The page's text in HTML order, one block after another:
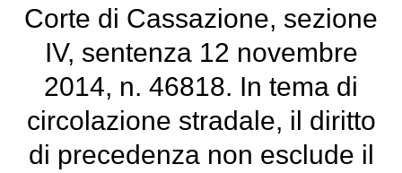
Corte di Cassazione, sezione
IV, sentenza 12 novembre
2014, n. 46818. In tema di
circolazione stradale, il diritto
di precedenza non esclude il